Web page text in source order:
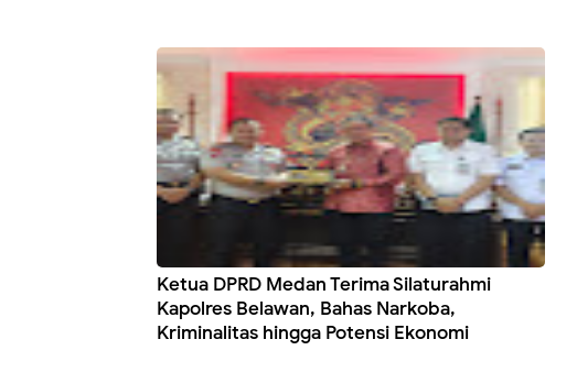
Ketua DPRD Medan Terima Silaturahmi
Kapolres Belawan, Bahas Narkoba,
Kriminalitas hingga Potensi Ekonomi